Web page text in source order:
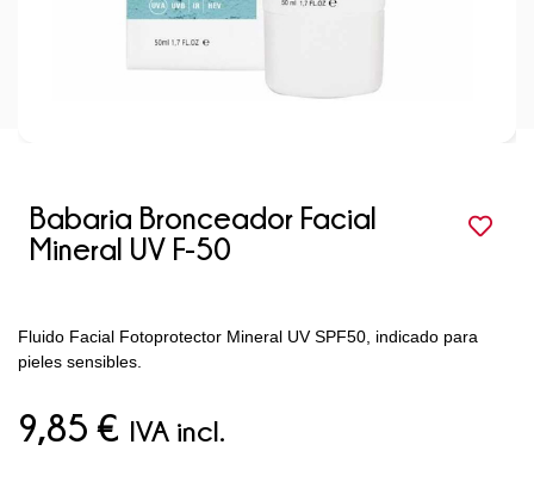
Babaria Bronceador Facial
Mineral UV F-50
Fluido Facial Fotoprotector Mineral UV SPF50, indicado para
pieles sensibles.
9,85€ IVA incl.